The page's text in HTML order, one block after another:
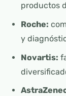
productos
Roche:
y
Novartis: